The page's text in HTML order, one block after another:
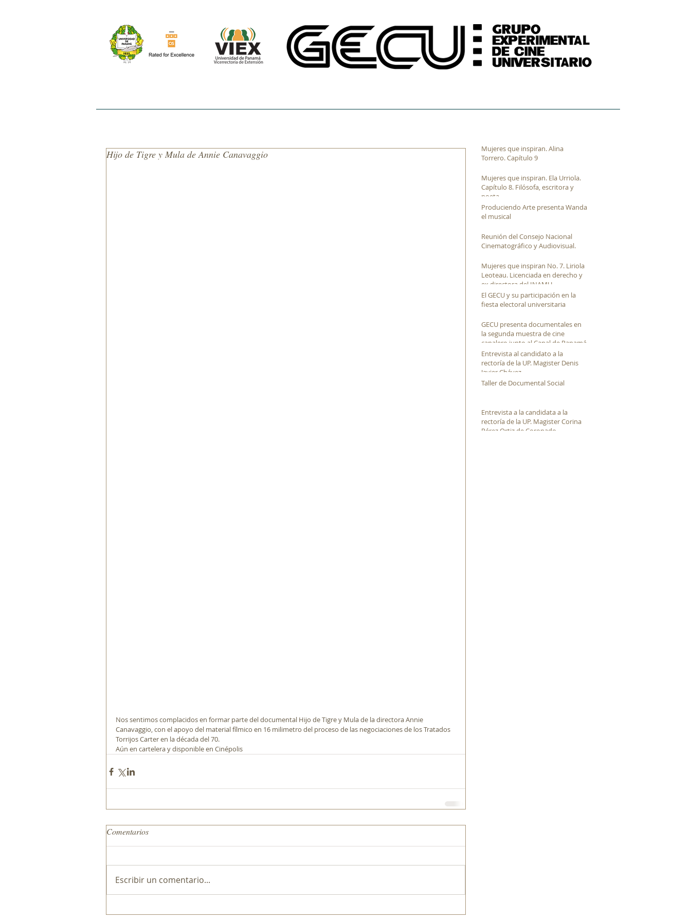
Hijo de Tigre y Mula de Annie Canavaggio
Nos sentimos complacidos en formar parte del documental Hijo de Tigre y Mula de la directora Annie
Canavaggio, con el apoyo del material fílmico en 16 milimetro del proceso de las negociaciones de los Tratados
Torrijos Carter en la década del 70.
Aún en cartelera y disponible en Cinépolis
Comentarios
Escribir un comentario...
Mujeres que inspiran. Alina
Torrero. Capítulo 9
Mujeres que inspiran. Ela Urriola.
Capítulo 8. Filósofa, escritora y
poeta
Produciendo Arte presenta Wanda
el musical
Reunión del Consejo Nacional
Cinematográfico y Audiovisual.
Mujeres que inspiran No. 7. Liriola
Leoteau. Licenciada en derecho y
ex directora del INAMU
El GECU y su participación en la
fiesta electoral universitaria
GECU presenta documentales en
la segunda muestra de cine
canalero junto al Canal de Panamá
Entrevista al candidato a la
rectoría de la UP. Magister Denis
Javier Chávez
Taller de Documental Social
Entrevista a la candidata a la
rectoría de la UP. Magister Corina
Pérez Ortiz de Coronado